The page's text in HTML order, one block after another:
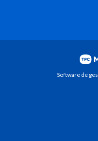
Software de